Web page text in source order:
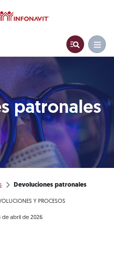
patronales
Devoluciones patronales
Y PROCESOS
de abril de 2026